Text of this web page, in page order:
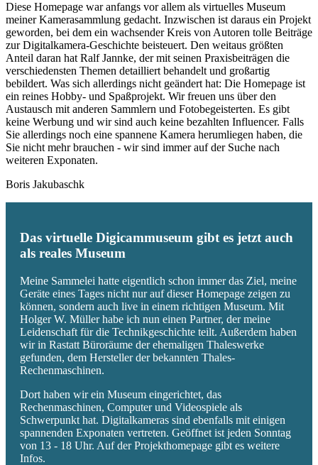
Diese Homepage war anfangs vor allem als virtuelles Museum
meiner Kamerasammlung gedacht. Inzwischen ist daraus ein Projekt
geworden, bei dem ein wachsender Kreis von Autoren tolle Beiträge
zur Digitalkamera-Geschichte beisteuert. Den weitaus größten
Anteil daran hat Ralf Jannke, der mit seinen Praxisbeiträgen die
verschiedensten Themen detailliert behandelt und großartig
bebildert. Was sich allerdings nicht geändert hat: Die Homepage ist
ein reines Hobby- und Spaßprojekt. Wir freuen uns über den
Austausch mit anderen Sammlern und Fotobegeisterten. Es gibt
keine Werbung und wir sind auch keine bezahlten Influencer. Falls
Sie allerdings noch eine spannene Kamera herumliegen haben, die
Sie nicht mehr brauchen - wir sind immer auf der Suche nach
weiteren Exponaten.
Boris Jakubaschk
Das virtuelle Digicammuseum gibt es jetzt auch
als reales Museum
Meine Sammelei hatte eigentlich schon immer das Ziel, meine
Geräte eines Tages nicht nur auf dieser Homepage zeigen zu
können, sondern auch live in einem richtigen Museum. Mit
Holger W. Müller habe ich nun einen Partner, der meine
Leidenschaft für die Technikgeschichte teilt. Außerdem haben
wir in Rastatt Büroräume der ehemaligen Thaleswerke
gefunden, dem Hersteller der bekannten Thales-
Rechenmaschinen.
Dort haben wir ein Museum eingerichtet, das
Rechenmaschinen, Computer und Videospiele als
Schwerpunkt hat. Digitalkameras sind ebenfalls mit einigen
spannenden Exponaten vertreten. Geöffnet ist jeden Sonntag
von 13 - 18 Uhr. Auf der Projekthomepage gibt es weitere
Infos.